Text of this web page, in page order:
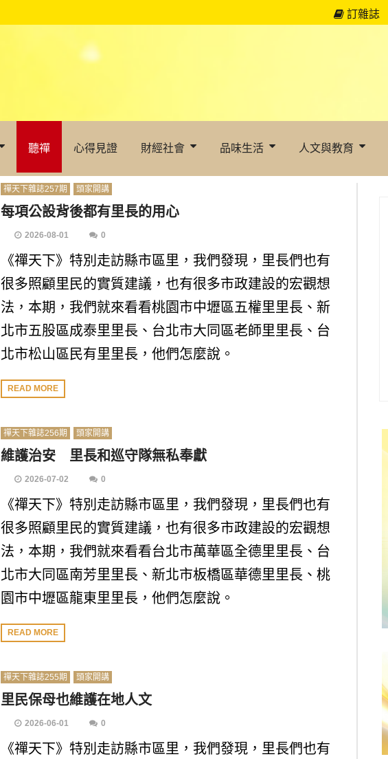
訂雜誌
聽禪 心得見證 財經社會 品味生活 人文與教育
禪天下雜誌257期 頭家開講
每項公設背後都有里長的用心
2026-08-01 0
《禪天下》特別走訪縣市區里，我們發現，里長們也有
很多照顧里民的實質建議，也有很多市政建設的宏觀想
法，本期，我們就來看看桃園市中壢區五權里里長、新
北市五股區成泰里里長、台北市大同區老師里里長、台
北市松山區民有里里長，他們怎麼說。
READ MORE
禪天下雜誌256期 頭家開講
維護治安 里長和巡守隊無私奉獻
2026-07-02 0
《禪天下》特別走訪縣市區里，我們發現，里長們也有
很多照顧里民的實質建議，也有很多市政建設的宏觀想
法，本期，我們就來看看台北市萬華區全德里里長、台
北市大同區南芳里里長、新北市板橋區華德里里長、桃
園市中壢區龍東里里長，他們怎麼說。
READ MORE
禪天下雜誌255期 頭家開講
里民保母也維護在地人文
2026-06-01 0
《禪天下》特別走訪縣市區里，我們發現，里長們也有